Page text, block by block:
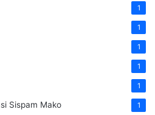
1
1
1
1
1
Sispam Mako 1